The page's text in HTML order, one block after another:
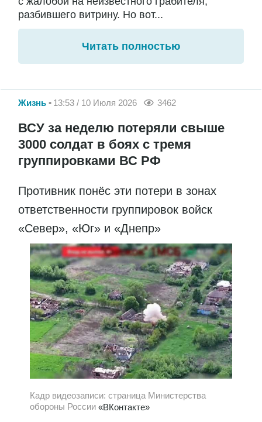
разбившего витрину. Но вот...
Читать полностью
Жизнь 13:53 / 10 Июля 2026 3462
ВСУ за неделю потеряли свыше
3000 солдат в боях с тремя
группировками ВС РФ
Противник понёс эти потери в зонах
ответственности группировок войск
«Север», «Юг» и «Днепр»
Кадр видеозаписи: страница Министерства
обороны России «ВКонтакте»